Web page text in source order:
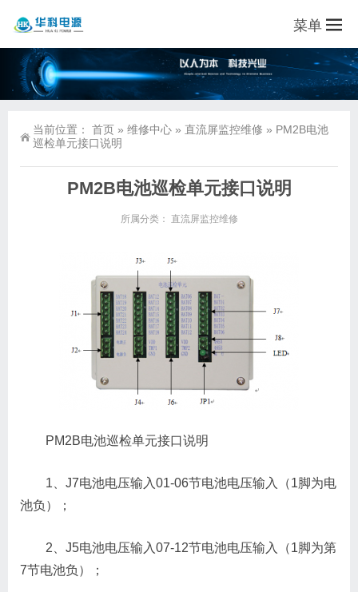
菜单
当前位置： 首页 » 维修中心 » 直流屏监控维修 » PM2B电池
巡检单元接口说明
PM2B电池巡检单元接口说明
所属分类： 直流屏监控维修
PM2B电池巡检单元接口说明
1、J7电池电压输入01-06节电池电压输入（1脚为电
池负）；
2、J5电池电压输入07-12节电池电压输入（1脚为第
7节电池负）；